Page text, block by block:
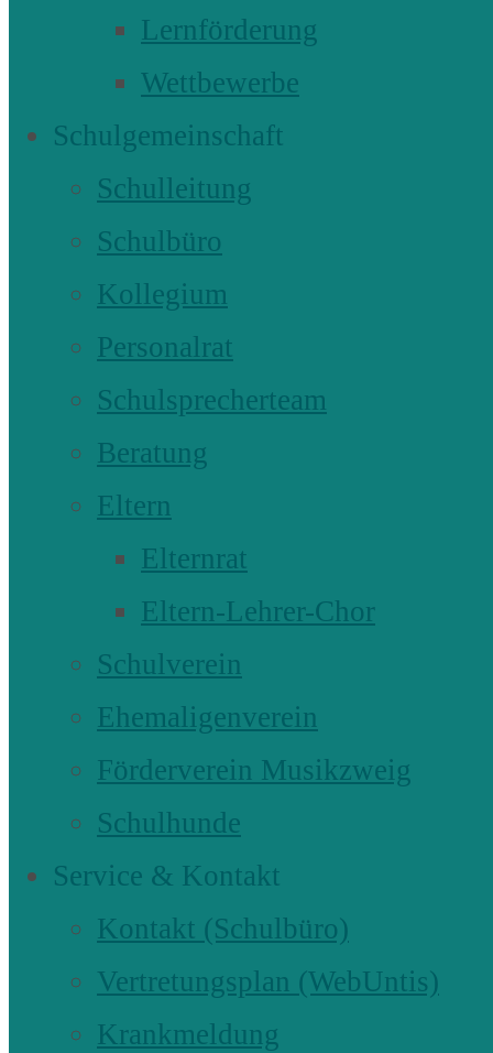
Lernförderung
Wettbewerbe
Schulgemeinschaft
Schulleitung
Schulbüro
Kollegium
Personalrat
Schulsprecherteam
Beratung
Eltern
Elternrat
Eltern-Lehrer-Chor
Schulverein
Ehemaligenverein
Förderverein Musikzweig
Schulhunde
Service & Kontakt
Kontakt (Schulbüro)
Vertretungsplan (WebUntis)
Krankmeldung